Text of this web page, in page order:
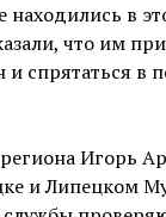
в
что им
спрятаться в
Игорь
и Липецком